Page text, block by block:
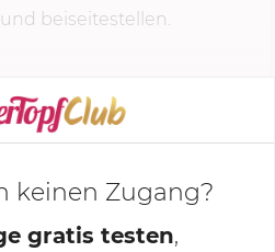
beiseitestellen.
STARTEN
keinen Zugang?
gratis testen,